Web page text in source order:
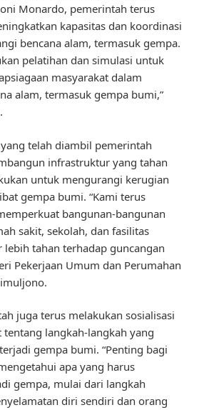
Monardo, pemerintah terus
kapasitas dan koordinasi
bencana alam, termasuk gempa.
pelatihan dan simulasi untuk
masyarakat dalam
alam, termasuk gempa bumi,”
telah diambil pemerintah
infrastruktur yang tahan
untuk mengurangi kerugian
gempa bumi. “Kami terus
bangunan-bangunan
sakit, sekolah, dan fasilitas
tahan terhadap guncangan
Pekerjaan Umum dan Perumahan
juga terus melakukan sosialisasi
tentang langkah-langkah yang
gempa bumi. “Penting bagi
apa yang harus
gempa, mulai dari langkah
diri sendiri dan orang